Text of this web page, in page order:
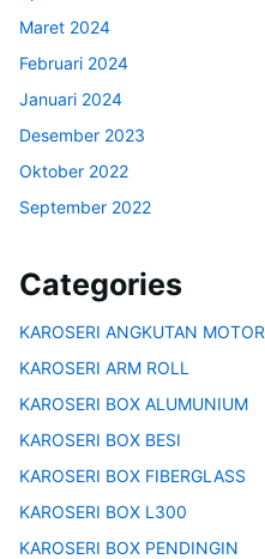
Maret 2024
Februari 2024
Januari 2024
Desember 2023
Oktober 2022
September 2022
Categories
KAROSERI ANGKUTAN MOTOR
KAROSERI ARM ROLL
KAROSERI BOX ALUMUNIUM
KAROSERI BOX BESI
KAROSERI BOX FIBERGLASS
KAROSERI BOX L300
KAROSERI BOX PENDINGIN